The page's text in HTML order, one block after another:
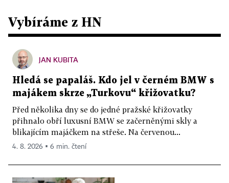
Vybíráme z HN
JAN KUBITA
Hledá se papaláš. Kdo jel v černém BMW s
majákem skrze „Turkovu“ křižovatku?
Před několika dny se do jedné pražské křižovatky
přihnalo obří luxusní BMW se začerněnými skly a
blikajícím majáčkem na střeše. Na červenou...
4. 8. 2026 ▪ 6 min. čtení